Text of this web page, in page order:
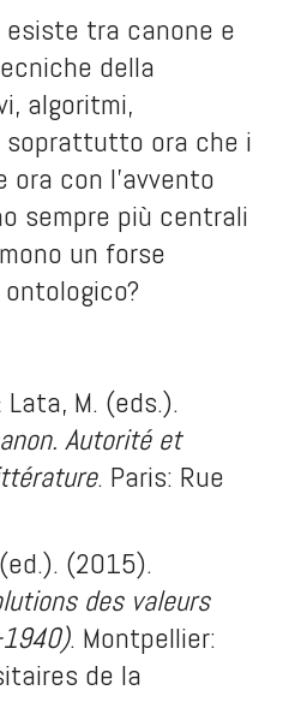
esiste tra canone e
della
algoritmi,
soprattutto ora che i
ora con l’avvento
sempre più centrali
un forse
Lata, M. (eds.).
Autorité et
. Paris: Rue
(ed.). (2015).
des valeurs
. Montpellier:
de la